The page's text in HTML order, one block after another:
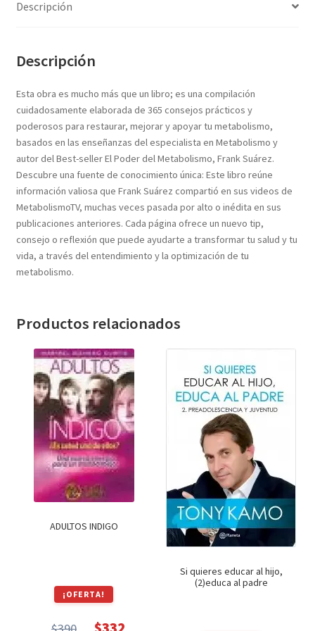
Textos (ver sub cats) (118)
Varios (749)
Descripción
Descripción
Esta obra es mucho más que un libro; es una compilación
cuidadosamente elaborada de 365 consejos prácticos y
poderosos para restaurar, mejorar y apoyar tu metabolismo,
basados en las enseñanzas del especialista en Metabolismo y
autor del Best-seller El Poder del Metabolismo, Frank Suárez.
Descubre una fuente de conocimiento única: Este libro reúne
información valiosa que Frank Suárez compartió en sus videos de
MetabolismoTV, muchas veces pasada por alto o inédita en sus
publicaciones anteriores. Cada página ofrece un nuevo tip,
consejo o reflexión que puede ayudarte a transformar tu salud y tu
vida, a través del entendimiento y la optimización de tu
metabolismo.
Productos relacionados
ADULTOS INDIGO
¡OFERTA!
Si quieres educar al hijo,
(2)educa al padre